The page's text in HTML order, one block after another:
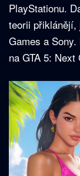
PlayStationu.
teorii
Games a
na GTA 5: